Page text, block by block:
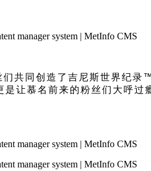
共同创造了吉尼斯世界纪
让慕名前来的粉丝们大呼过